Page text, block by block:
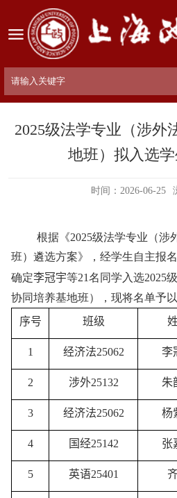
2025级法学专业（涉外
地班）拟入选
时间：2026-06-25
根据《2025级法学专业（涉
班）遴选方案》，经学生自主报
确定李冠宇等21名同学入选2025
协同培养基地班），现将名单予以
序号
班级
1 经济法25062 李
2 涉外25132 朱
3 经济法25062 杨
4 国经25142 张
5 英语25401